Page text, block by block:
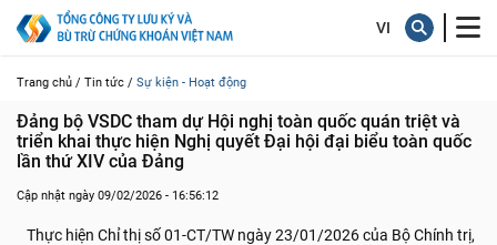
Trang chủ / Tin tức / Sự kiện - Hoạt động
Đảng bộ VSDC tham dự Hội nghị toàn quốc quán triệt và
triển khai thực hiện Nghị quyết Đại hội đại biểu toàn quốc
lần thứ XIV của Đảng
Cập nhật ngày 09/02/2026 - 16:56:12
Thực hiện Chỉ thị số 01-CT/TW ngày 23/01/2026 của Bộ Chính trị,